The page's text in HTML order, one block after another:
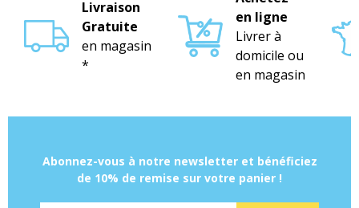
Livraison
Gratuite
en magasin
*
en ligne
Livrer à
domicile ou
en magasin
Abonnez-vous à notre newsletter et bénéficiez
de 10% de remise sur votre panier !